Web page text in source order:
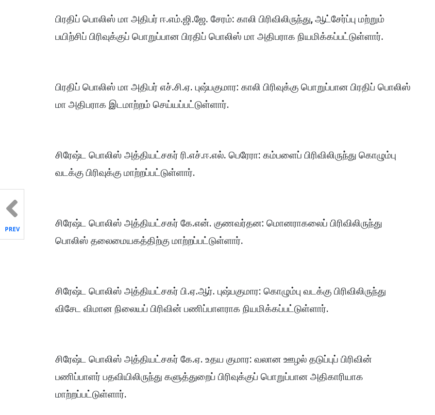
பிரதிப் பொலிஸ் மா அதிபர் ஈ.எம்.ஜி.ஜே. சேரம்: காலி பிரிவிலிருந்து, ஆட்சேர்ப்பு மற்றும்
பயிற்சிப் பிரிவுக்குப் பொறுப்பான பிரதிப் பொலிஸ் மா அதிபராக நியமிக்கப்பட்டுள்ளார்.
பிரதிப் பொலிஸ் மா அதிபர் எச்.சி.ஏ. புஷ்பகுமார: காலி பிரிவுக்கு பொறுப்பான பிரதிப் பொலிஸ்
மா அதிபராக இடமாற்றம் செய்யப்பட்டுள்ளார்.
சிரேஷ்ட பொலிஸ் அத்தியட்சகர் ரி.எச்.ஈ.எல். பெரேரா: கம்பளைப் பிரிவிலிருந்து கொழும்பு
வடக்கு பிரிவுக்கு மாற்றப்பட்டுள்ளார்.
சிரேஷ்ட பொலிஸ் அத்தியட்சகர் கே.என். குணவர்தன: மொனராகலைப் பிரிவிலிருந்து
பொலிஸ் தலைமையகத்திற்கு மாற்றப்பட்டுள்ளார்.
சிரேஷ்ட பொலிஸ் அத்தியட்சகர் பி.ஏ.ஆர். புஷ்பகுமார: கொழும்பு வடக்கு பிரிவிலிருந்து
விசேட விமான நிலையப் பிரிவின் பணிப்பாளராக நியமிக்கப்பட்டுள்ளார்.
சிரேஷ்ட பொலிஸ் அத்தியட்சகர் கே.ஏ. உதய குமார: வலான ஊழல் தடுப்புப் பிரிவின்
பணிப்பாளர் பதவியிலிருந்து களுத்துறைப் பிரிவுக்குப் பொறுப்பான அதிகாரியாக
மாற்றப்பட்டுள்ளார்.
PREV